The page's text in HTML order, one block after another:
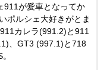
911が愛車となってか
ポルシェ大好きがとま
カレラ(991.2)と911
、GT3 (997.1)と718